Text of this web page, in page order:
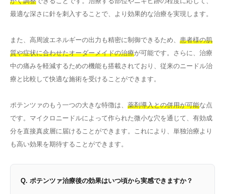
最適な深さに針を刺入することで、より効果的な治療を実現します。
また、高周波エネルギーの出力も精密に制御できるため、 患者様の肌
質や症状に合わせたオーダーメイドの治療が可能です。さらに、治療
中の痛みを軽減するための機能も搭載されており、従来のニードル治
療と比較して快適な施術を受けることができます。
ポテンツァのもう一つの大きな特徴は、 薬剤導入との併用が可能な点
です。マイクロニードルによって作られた微小な穴を通じて、有効成
分を直接真皮層に届けることができます。これにより、単独治療より
も高い効果を期待することができます。
Q. ポテンツァ治療後の効果はいつ頃から実感できますか？